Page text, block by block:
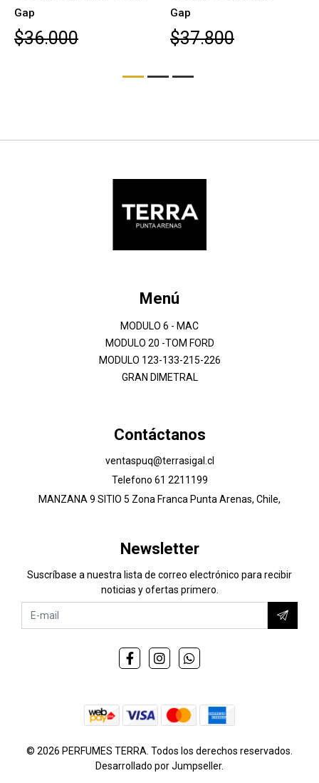
Gap
$36.000
Gap
$37.800
Menú
MODULO 6 - MAC
MODULO 20 -TOM FORD
MODULO 123-133-215-226
GRAN DIMETRAL
Contáctanos
ventaspuq@terrasigal.cl
Telefono 61 2211199
MANZANA 9 SITIO 5 Zona Franca Punta Arenas, Chile,
Newsletter
Suscríbase a nuestra lista de correo electrónico para recibir
noticias y ofertas primero.
© 2026 PERFUMES TERRA. Todos los derechos reservados.
Desarrollado por Jumpseller.